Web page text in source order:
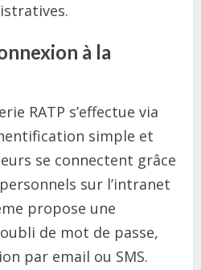
à la
RATP s’effectue via
simple et
se connectent grâce
sur l’intranet
propose une
de mot de passe,
par email ou SMS.